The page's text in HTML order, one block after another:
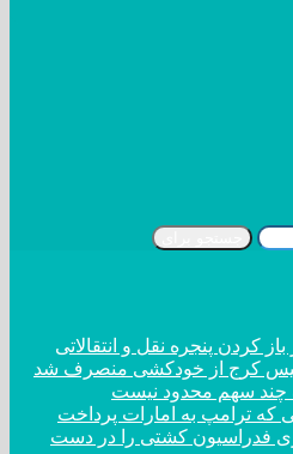
کردن پنجره نقل و انتقالاتی
چند سهم محدود نیست
که ترامپ به امارات پرداخت
فدراسیون کشتی را در دست